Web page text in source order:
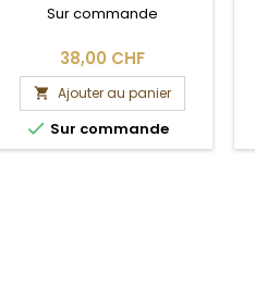
Sur commande
38,00 CHF
 Ajouter au panier
 Sur commande